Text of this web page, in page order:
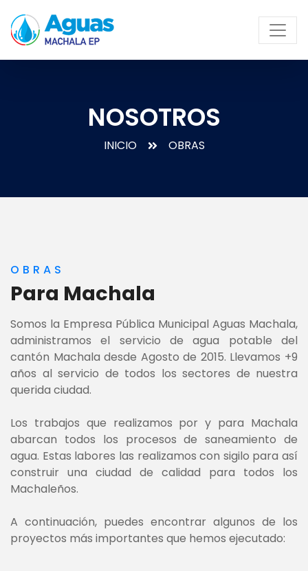
NOSOTROS
INICIO OBRAS
OBRAS
Para Machala
Somos la Empresa Pública Municipal Aguas Machala,
administramos el servicio de agua potable del
cantón Machala desde Agosto de 2015. Llevamos +9
años al servicio de todos los sectores de nuestra
querida ciudad.
Los trabajos que realizamos por y para Machala
abarcan todos los procesos de saneamiento de
agua. Estas labores las realizamos con sigilo para así
construir una ciudad de calidad para todos los
Machaleños.
A continuación, puedes encontrar algunos de los
proyectos más importantes que hemos ejecutado: